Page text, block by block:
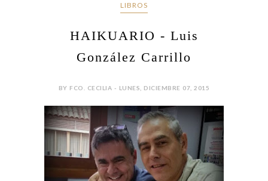
LIBROS
HAIKUARIO - Luis
González Carrillo
BY FCO. CECILIA - LUNES, DICIEMBRE 07, 2015